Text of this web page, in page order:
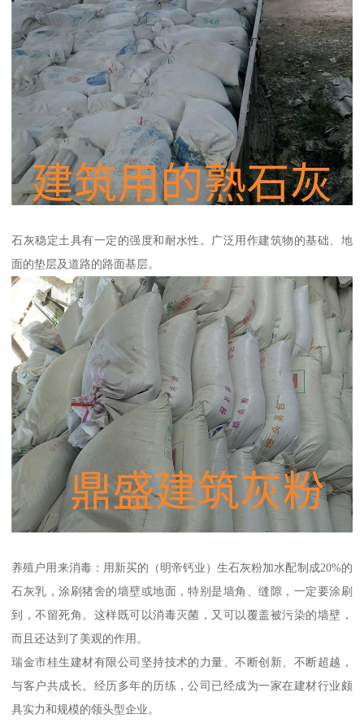
石灰稳定土具有一定的强度和耐水性。广泛用作建筑物的基础、地
面的垫层及道路的路面基层。
养殖户用来消毒：用新买的（明帝钙业）生石灰粉加水配制成20%的
石灰乳，涂刷猪舍的墙壁或地面，特别是墙角、缝隙，一定要涂刷
到，不留死角。这样既可以消毒灭菌，又可以覆盖被污染的墙壁，
而且还达到了美观的作用。
瑞金市桂生建材有限公司坚持技术的力量、不断创新、不断超越，
与客户共成长。经历多年的历练，公司已经成为一家在建材行业颇
具实力和规模的领头型企业。